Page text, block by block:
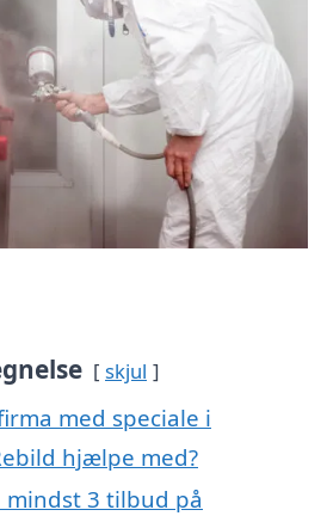
skjul
med speciale i
hjælpe med?
3 tilbud på